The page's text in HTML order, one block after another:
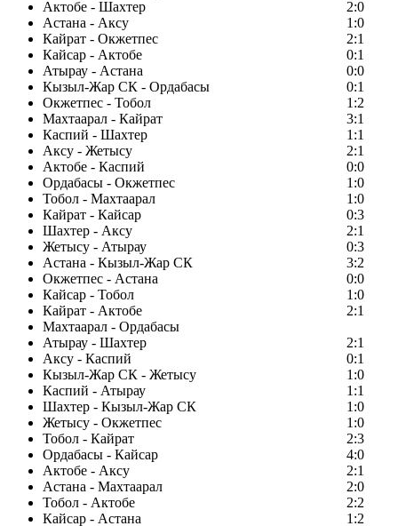
Актобе - Шахтер
2:0
Астана - Аксу
1:0
Кайрат - Окжетпес
2:1
Кайсар - Актобе
0:1
Атырау - Астана
0:0
Кызыл-Жар СК - Ордабасы
0:1
Окжетпес - Тобол
1:2
Махтаарал - Кайрат
3:1
Каспий - Шахтер
1:1
Аксу - Жетысу
2:1
Актобе - Каспий
0:0
Ордабасы - Окжетпес
1:0
Тобол - Махтаарал
1:0
Кайрат - Кайсар
0:3
Шахтер - Аксу
2:1
Жетысу - Атырау
0:3
Астана - Кызыл-Жар СК
3:2
Окжетпес - Астана
0:0
Кайсар - Тобол
1:0
Кайрат - Актобе
2:1
Махтаарал - Ордабасы
Атырау - Шахтер
2:1
Аксу - Каспий
0:1
Кызыл-Жар СК - Жетысу
1:0
Каспий - Атырау
1:1
Шахтер - Кызыл-Жар СК
1:0
Жетысу - Окжетпес
1:0
Тобол - Кайрат
2:3
Ордабасы - Кайсар
4:0
Актобе - Аксу
2:1
Астана - Махтаарал
2:0
Тобол - Актобе
2:2
Кайсар - Астана
1:2